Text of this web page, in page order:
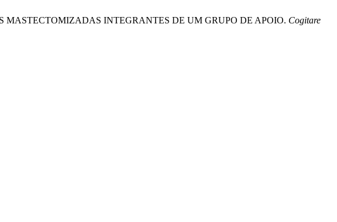
MASTECTOMIZADAS INTEGRANTES DE UM GRUPO DE APOIO. Cogitare